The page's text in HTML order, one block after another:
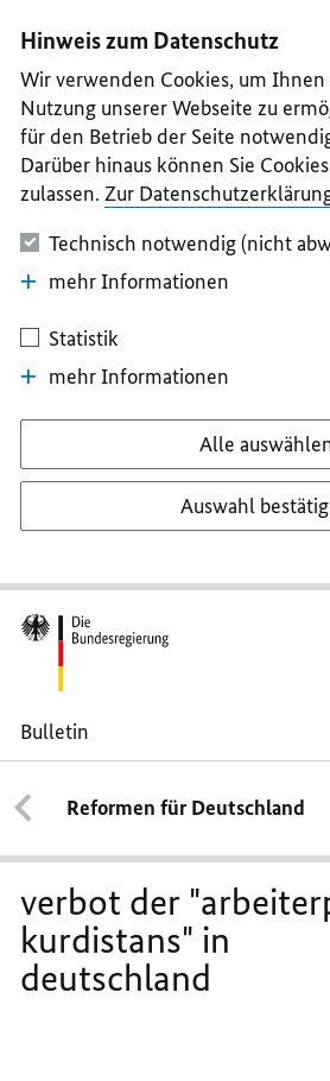
II
III
IV
V
Hinweis zum Datenschutz
Wir verwenden Cookies, um
Nutzung unserer Webseite zu
für den Betrieb der Seite
Darüber hinaus können Sie
zulassen. Zur
Technisch notwendig (nicht
mehr Informationen
Statistik
mehr Informationen
Alle
Auswahl
Bulletin
verbot
der
"arbeiterpartei
kurdistans"
in
deutschland
Reformen für Deutschland
verbot der
kurdistans" in
deutschland